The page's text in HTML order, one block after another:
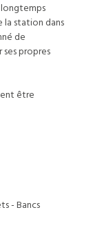
station dans
de
propres
être
- Bancs